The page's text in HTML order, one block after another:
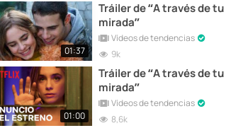
01:37
Tráiler de “A través de tu
mirada”
Vídeos de tendencias
9k
01:00
Tráiler de “A través de tu
mirada”
Vídeos de tendencias
8,6k